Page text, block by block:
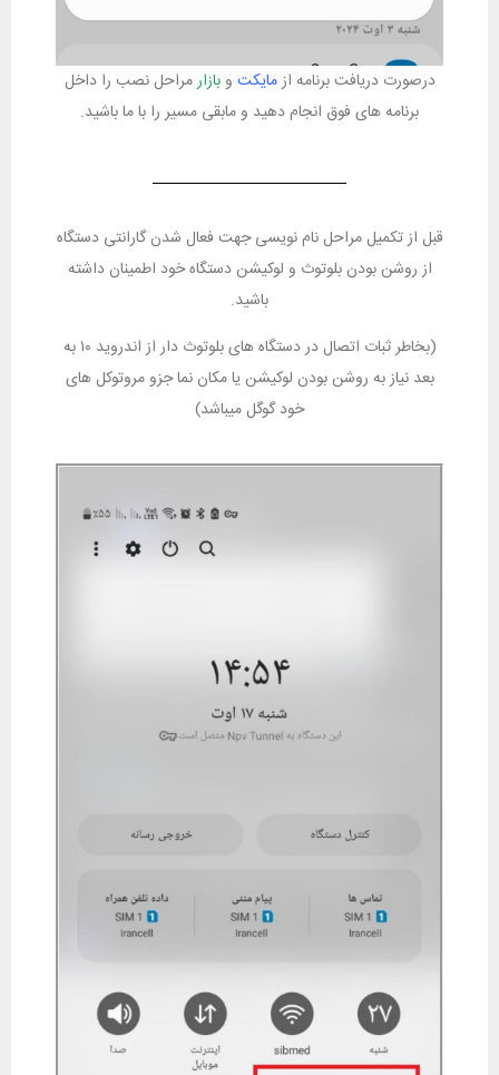
درصورت دریافت برنامه ازمایکت وبازارمراحل نصب را داخل
برنامه های فوق انجام دهید و مابقی مسیر را با ما باشید.
قبل از تکمیل مراحل نام نویسی جهت فعال شدن گارانتی دستگاه
از روشن بودن بلوتوث و لوکیشن دستگاه خود اطمینان داشته
باشید.
(بخاطر ثبات اتصال در دستگاه های بلوتوث دار از اندروید ۱۰ به
بعد نیاز به روشن بودن لوکیشن یا مکان نما جزو مروتوکل های
خود گوگل میباشد)